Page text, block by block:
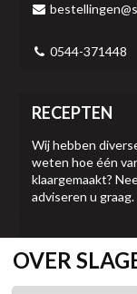
0544-371448
RECEPTEN
Wij hebben
weten hoe één
klaargemaakt?
adviseren u graag.
OVER